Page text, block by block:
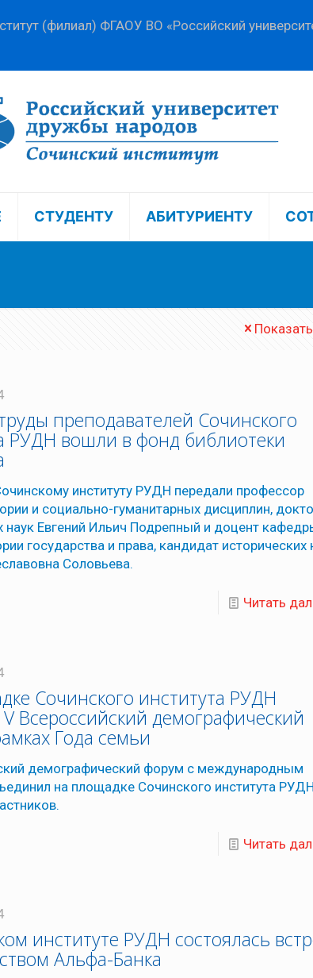
(филиал) ФГАОУ ВО «Российский
СТУДЕНТУ АБИТУРИЕНТУ
преподавателей Сочинского
РУДН вошли в фонд библиотеки
институту РУДН передали профессор
и социально-гуманитарных дисциплин,
наук Евгений Ильич Подрепный и доцент
государства и права, кандидат исторических
Соловьева.
Читать
Сочинского института РУДН
Всероссийский демографический
Года семьи
демографический форум с международным
на площадке Сочинского института РУДН
Читать
институте РУДН состоялась
Альфа-Банка